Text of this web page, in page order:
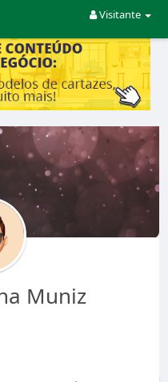
Visitante
Muniz